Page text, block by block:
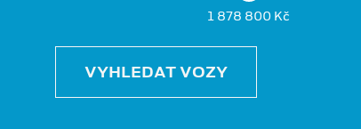
1 878 800 Kč
VYHLEDAT VOZY